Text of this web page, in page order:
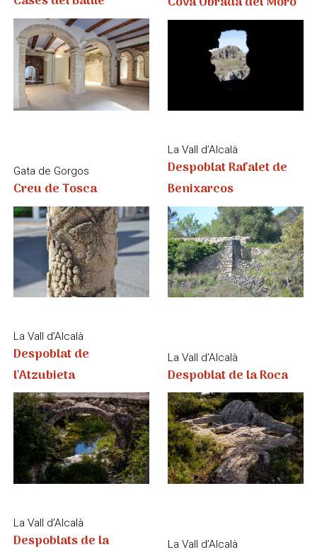
Gata de Gorgos
Creu de Tosca
Despoblat Rafalet de
Benixarcos
La Vall d’Alcalà
Despoblat de
l'Atzubieta
La Vall d’Alcalà
Despoblat de la Roca
La Vall d’Alcalà
Despoblats de la
Queirola
La Vall d’Alcalà
Despoblats dels Benialí